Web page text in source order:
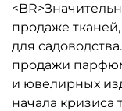
продаже
для
продажи
и ювелирных
начала кризиса